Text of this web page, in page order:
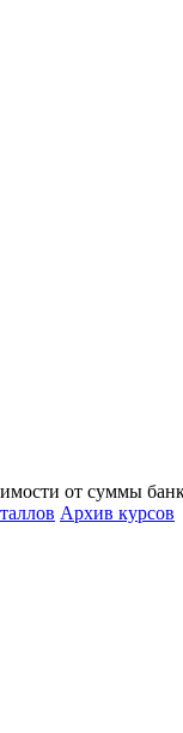
от суммы
Архив курсов